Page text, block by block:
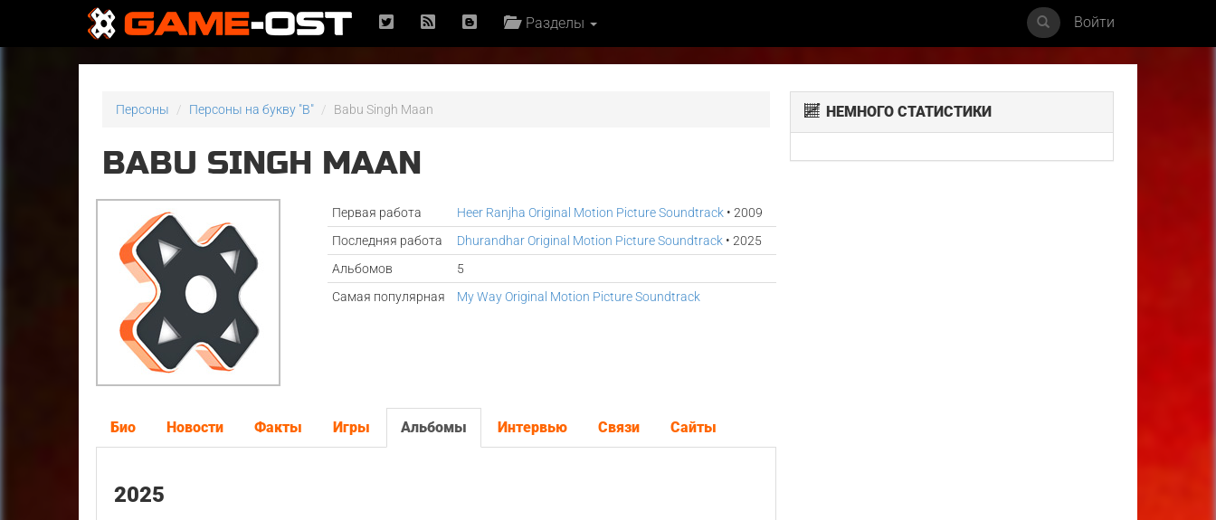
Разделы Войти
Персоны Персоны на букву "B" Babu Singh Maan
BABU SINGH MAAN
Первая работа Heer Ranjha Original Motion Picture Soundtrack• 2009
Последняя работа
Dhurandhar Original Motion Picture Soundtrack• 2025
Альбомов
5
Самая популярная
My Way Original Motion Picture Soundtrack
Био Новости Факты Игры Альбомы Интервью Связи Сайты
2025
НЕМНОГО СТАТИСТИКИ